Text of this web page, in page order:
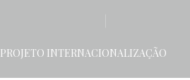
PROJETO INTERNACIONALIZAÇÃO